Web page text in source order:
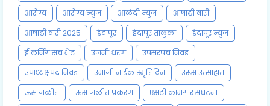
आरोग्य
आरोग्य न्युज आळंदी न्युज
आषाढी वारी
आषाढी वारी 2025
इंदापूर इंदापूर तालुका
इंदापूर न्युज
ई लर्निंग संच भेट
उजनी धरण
उपसरपंच निवड
उपाध्यक्षपद निवड
उमाजी नाईक स्मृतिदिन
उरूस उत्साहात
ऊस जळीत
ऊस जळीत प्रकरण
एसटी कामगार संघटना